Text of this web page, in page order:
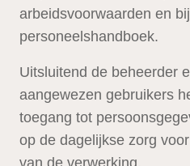
arbeidsvoorwaarden en
personeelshandboek.
Uitsluitend de beheerder
aangewezen gebruikers
toegang tot
op de dagelijkse zorg
van de verwerking.